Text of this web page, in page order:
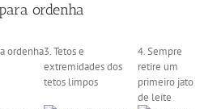
ordenha
ordenha3. Tetos e
extremidades dos
tetos limpos
4. Sempre
retire um
primeiro jato
de leite